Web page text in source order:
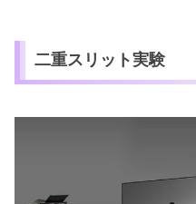
二重スリット実験